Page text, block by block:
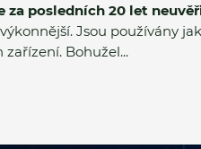
za posledních 20 let
Jsou používány
Bohužel...